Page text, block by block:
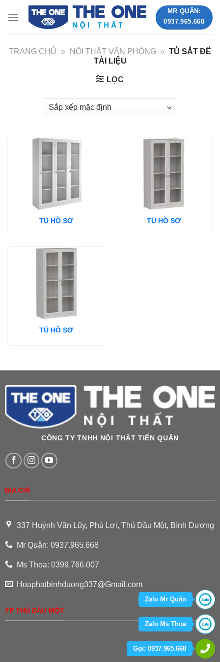
MR QUÂN:
0937.965.668
TRANG CHỦ » NỘI THẤT VĂN PHÒNG » TỦ SẮT ĐỂ
TÀI LIỆU
LỌC
TỦ HỒ SƠ TỦ HỒ SƠ
TỦ HỒ SƠ
CÔNG TY TNHH NỘI THẤT TIẾN QUÂN
ĐỊA CHỈ
337 Huỳnh Văn Lũy, Phú Lợi, Thủ Dầu Một, Bình Dương
Mr Quân: 0937.965.668
Ms Thoa: 0399.766.007
Hoaphatbinhduong337@Gmail.com
TP THỦ DẦU MỘT
Zalo Mr Quân
Zalo Ms Thoa
Gọi: 0937.965.668